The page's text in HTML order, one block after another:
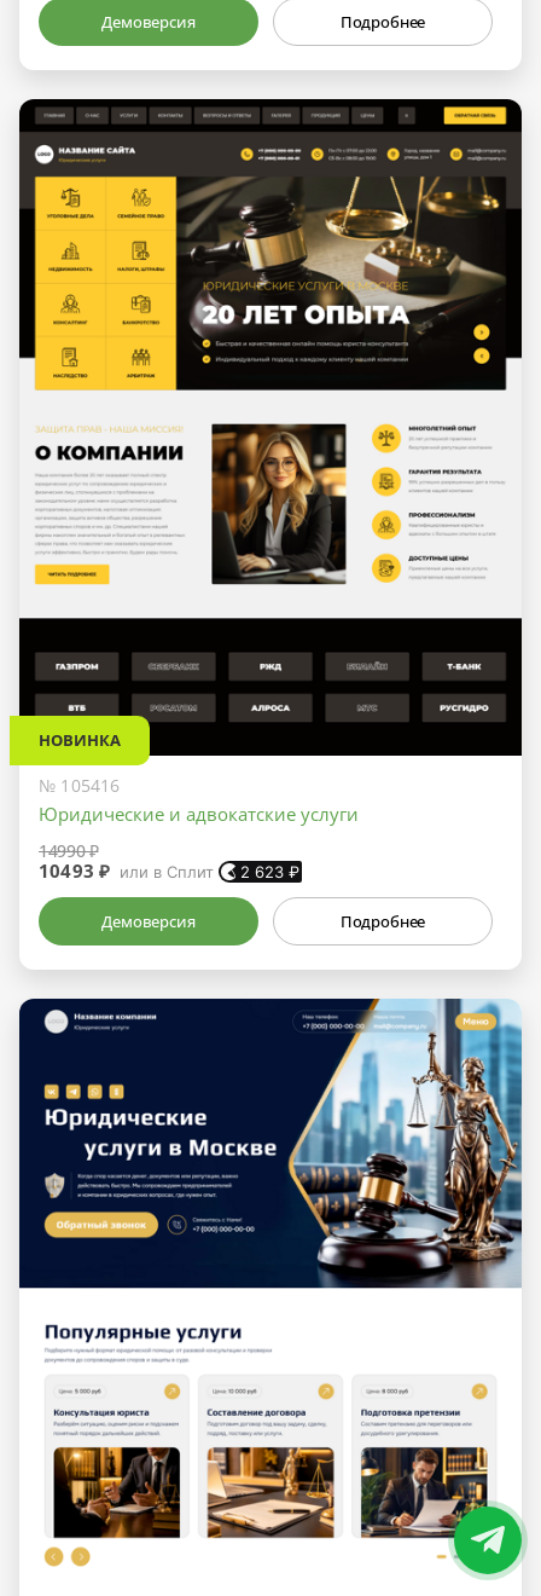
Демоверсия Подробнее
НОВИНКА
№ 105416
Юридические и адвокатские услуги
14990 ₽
10493 ₽ или в Сплит 2 623 ₽
Демоверсия Подробнее